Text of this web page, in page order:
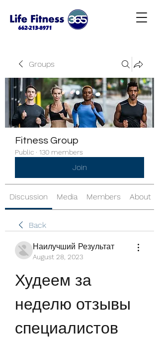
Groups
Fitness Group
Public · 130 members
Join
Discussion Media Members About
Back
Наилучший Результат
August 28, 2023
Худеем за
неделю отзывы
специалистов